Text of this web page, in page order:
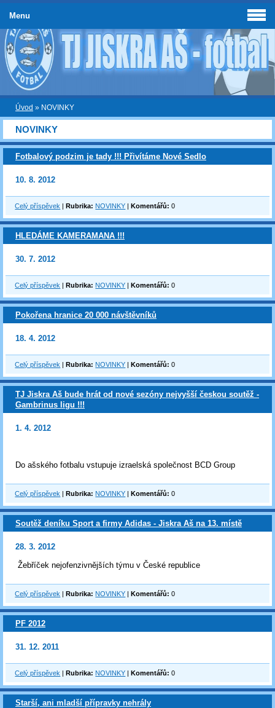
Úvod » NOVINKY
NOVINKY
Fotbalový podzim je tady !!! Přivítáme Nové Sedlo
10. 8. 2012
Celý příspěvek |Rubrika: NOVINKY |Komentářů: 0
HLEDÁME KAMERAMANA !!!
30. 7. 2012
Celý příspěvek |Rubrika: NOVINKY |Komentářů: 0
Pokořena hranice 20 000 návštěvníků
18. 4. 2012
Celý příspěvek |Rubrika: NOVINKY |Komentářů: 0
TJ Jiskra Aš bude hrát od nové sezóny nejvyšší českou soutěž -
Gambrinus ligu !!!
1. 4. 2012
Do ašského fotbalu vstupuje izraelská společnost BCD Group
Celý příspěvek |Rubrika: NOVINKY |Komentářů: 0
Soutěž deníku Sport a firmy Adidas - Jiskra Aš na 13. místě
28. 3. 2012
Žebříček nejofenzivnějších týmu v České republice
Celý příspěvek |Rubrika: NOVINKY |Komentářů: 0
PF 2012
31. 12. 2011
Celý příspěvek |Rubrika: NOVINKY |Komentářů: 0
Starší, ani mladší přípravky nehrály
Menu